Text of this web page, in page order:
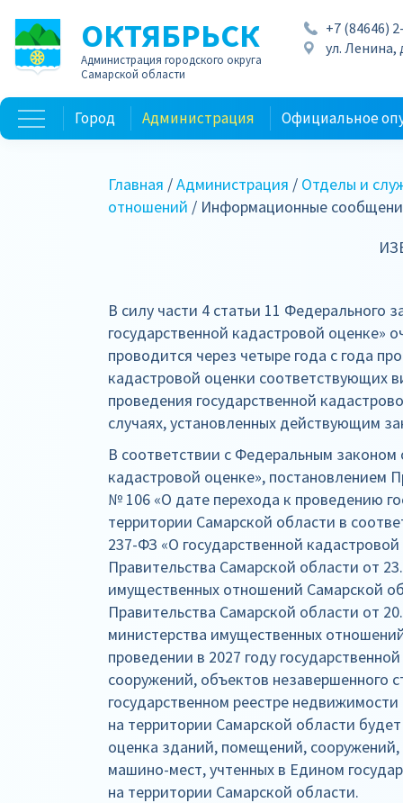
ОКТЯБРЬСК
Администрация городского округа
Самарской области
+7 (84646)
ул. Ленина,
Город Администрация Официальное
Главная /Администрация / Отделы и
отношений / Информационные
В силу части 4 статьи 11 Федерального
государственной кадастровой оценке»
проводится через четыре года с года
кадастровой оценки соответствующих
проведения государственной
случаях, установленных действующим
В соответствии с Федеральным
кадастровой оценке», постановлением
№ 106 «О дате перехода к проведению
территории Самарской области в
237-ФЗ «О государственной
Правительства Самарской области от
имущественных отношений Самарской
Правительства Самарской области от
министерства имущественных
проведении в 2027 году
сооружений, объектов незавершенного
государственном реестре
на территории Самарской области
оценка зданий, помещений,
машино-мест, учтенных в Едином
на территории Самарской области.